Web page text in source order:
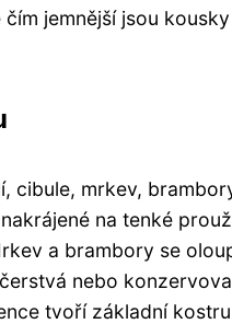
jemnější jsou
cibule, mrkev,
na tenké
a brambory se
nebo
tvoří základní